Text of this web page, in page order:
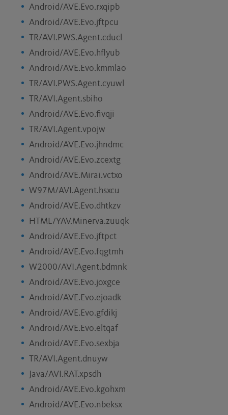
Android/AVE.Evo.rxqipb
Android/AVE.Evo.jftpcu
TR/AVI.PWS.Agent.cducl
Android/AVE.Evo.hflyub
Android/AVE.Evo.kmmlao
TR/AVI.PWS.Agent.cyuwl
TR/AVI.Agent.sbiho
Android/AVE.Evo.fivqji
TR/AVI.Agent.vpojw
Android/AVE.Evo.jhndmc
Android/AVE.Evo.zcextg
Android/AVE.Mirai.vctxo
W97M/AVI.Agent.hsxcu
Android/AVE.Evo.dhtkzv
HTML/YAV.Minerva.zuuqk
Android/AVE.Evo.jftpct
Android/AVE.Evo.fqgtmh
W2000/AVI.Agent.bdmnk
Android/AVE.Evo.joxgce
Android/AVE.Evo.ejoadk
Android/AVE.Evo.gfdikj
Android/AVE.Evo.eltqaf
Android/AVE.Evo.sexbja
TR/AVI.Agent.dnuyw
Java/AVI.RAT.xpsdh
Android/AVE.Evo.kgohxm
Android/AVE.Evo.nbeksx